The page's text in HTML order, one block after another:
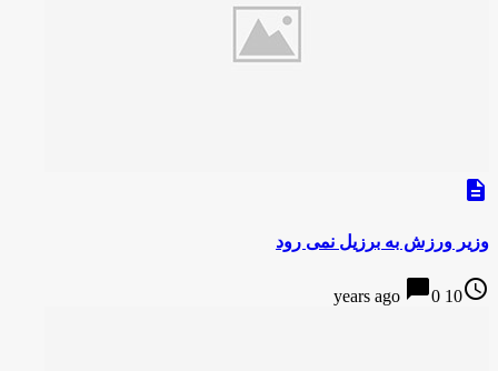
description
وزیر ورزش به برزیل نمی رود
access_time
10 years ago
chat_bubble0